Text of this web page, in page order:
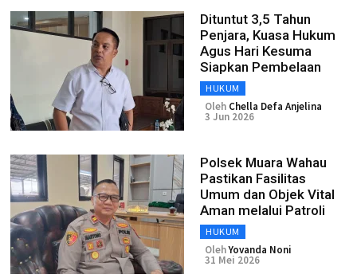
Dituntut 3,5 Tahun
Penjara, Kuasa Hukum
Agus Hari Kesuma
Siapkan Pembelaan
HUKUM
Oleh Chella Defa Anjelina
3 Jun 2026
Polsek Muara Wahau
Pastikan Fasilitas
Umum dan Objek Vital
Aman melalui Patroli
HUKUM
OlehYovanda Noni
31 Mei 2026